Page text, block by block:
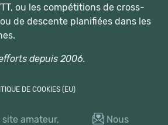
ou les compétitions de cross-
de descente planifiées dans les
depuis 2006.
DE COOKIES (EU)
amateur,
Nous